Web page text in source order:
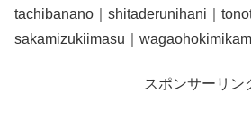
tachibanano｜shitaderunihani｜
sakamizukiimasu｜
スポンサーリン